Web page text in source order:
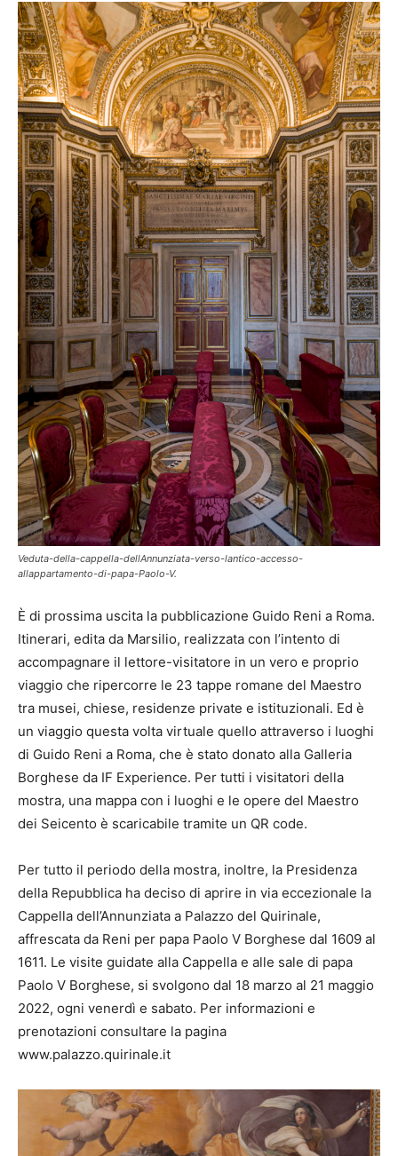
Veduta-della-cappella-dellAnnunziata-verso-lantico-accesso-
allappartamento-di-papa-Paolo-V.
È di prossima uscita la pubblicazione Guido Reni a Roma.
Itinerari, edita da Marsilio, realizzata con l’intento di
accompagnare il lettore-visitatore in un vero e proprio
viaggio che ripercorre le 23 tappe romane del Maestro
tra musei, chiese, residenze private e istituzionali. Ed è
un viaggio questa volta virtuale quello attraverso i luoghi
di Guido Reni a Roma, che è stato donato alla Galleria
Borghese da IF Experience. Per tutti i visitatori della
mostra, una mappa con i luoghi e le opere del Maestro
dei Seicento è scaricabile tramite un QR code.
Per tutto il periodo della mostra, inoltre, la Presidenza
della Repubblica ha deciso di aprire in via eccezionale la
Cappella dell’Annunziata a Palazzo del Quirinale,
affrescata da Reni per papa Paolo V Borghese dal 1609 al
1611. Le visite guidate alla Cappella e alle sale di papa
Paolo V Borghese, si svolgono dal 18 marzo al 21 maggio
2022, ogni venerdì e sabato. Per informazioni e
prenotazioni consultare la pagina
www.palazzo.quirinale.it